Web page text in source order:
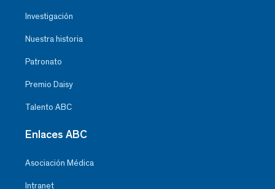
Investigación
Nuestra historia
Patronato
Premio Daisy
Talento ABC
Enlaces ABC
Asociación Médica
Intranet